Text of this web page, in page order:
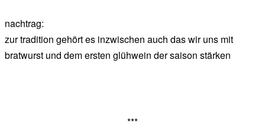
nachtrag:
zur tradition gehört es inzwischen auch das wir uns mit
bratwurst und dem ersten glühwein der saison stärken
***